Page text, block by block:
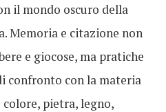
il mondo oscuro della
Memoria e citazione non
e giocose, ma pratiche
confronto con la materia
colore, pietra, legno,